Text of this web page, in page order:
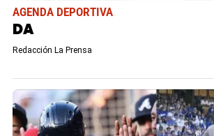
AGENDA DEPORTIVA
DA
Redacción La Prensa